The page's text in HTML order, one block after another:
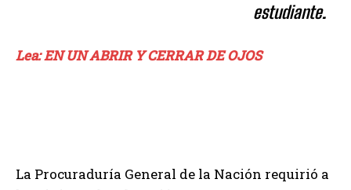
estudiante.
Lea: EN UN ABRIR Y CERRAR DE OJOS
La Procuraduría General de la Nación requirió a